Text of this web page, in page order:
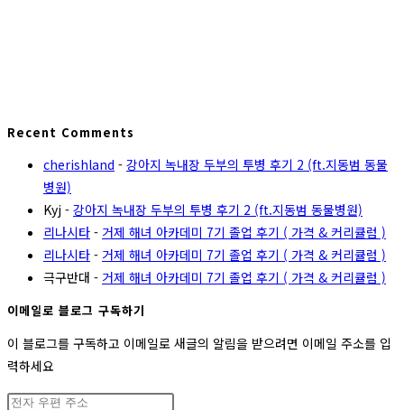
Recent Comments
cherishland - 강아지 녹내장 두부의 투병 후기 2 (ft.지동범 동물
병원)
Kyj - 강아지 녹내장 두부의 투병 후기 2 (ft.지동범 동물병원)
리나시타 - 거제 해녀 아카데미 7기 졸업 후기 ( 가격 & 커리큘럼 )
리나시타 - 거제 해녀 아카데미 7기 졸업 후기 ( 가격 & 커리큘럼 )
극구반대 - 거제 해녀 아카데미 7기 졸업 후기 ( 가격 & 커리큘럼 )
이메일로 블로그 구독하기
이 블로그를 구독하고 이메일로 새글의 알림을 받으려면 이메일 주소를 입
력하세요
전